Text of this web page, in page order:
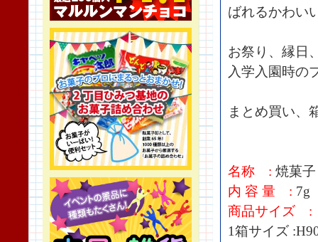
ばれるかわい
お祭り、縁日
入学入園時の
まとめ買い、
名称 : 焼菓子
内 容 量 : 7g
商品サイズ :
1箱サイズ